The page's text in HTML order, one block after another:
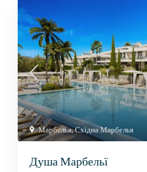
Марбелья,Східна Марбелья
Душа Марбельї